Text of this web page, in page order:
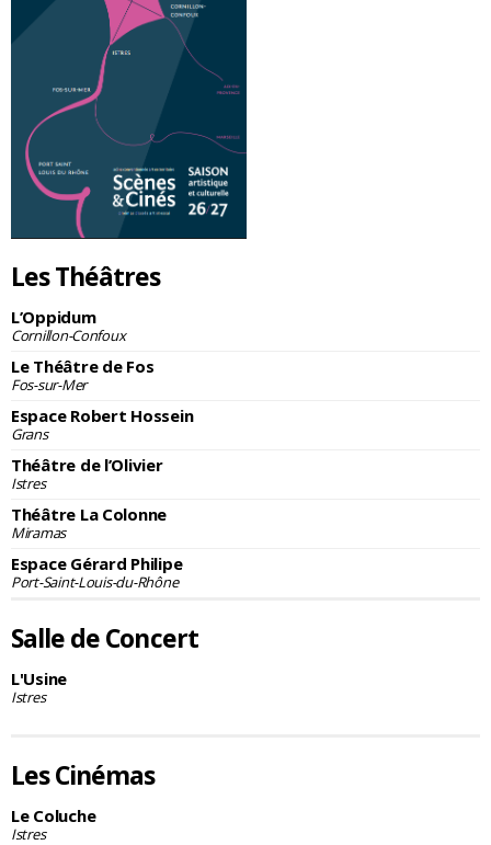
Les Théâtres
L’Oppidum
Cornillon-Confoux
Le Théâtre de Fos
Fos-sur-Mer
Espace Robert Hossein
Grans
Théâtre de l’Olivier
Istres
Théâtre La Colonne
Miramas
Espace Gérard Philipe
Port-Saint-Louis-du-Rhône
Salle de Concert
L'Usine
Istres
Les Cinémas
Le Coluche
Istres